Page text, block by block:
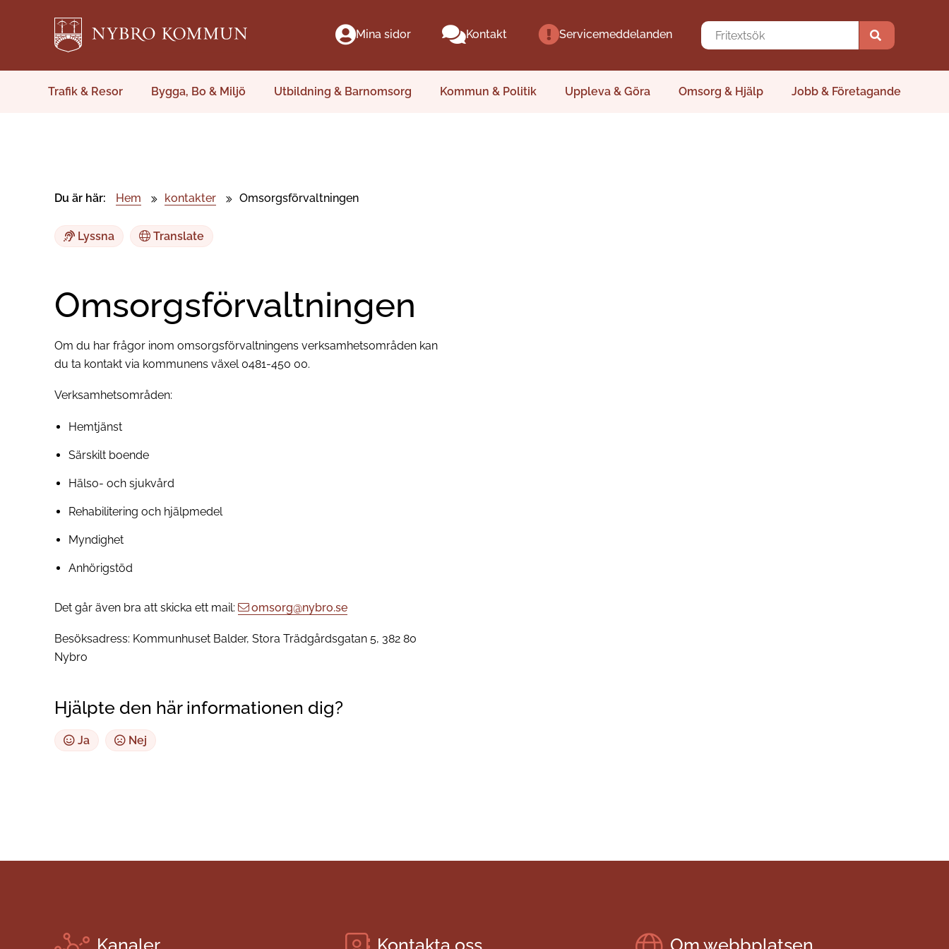
Mina sidor Kontakt Servicemeddelanden
Trafik & Resor Bygga, Bo & Miljö Utbildning & Barnomsorg Kommun & Politik Uppleva & Göra Omsorg & Hjälp Jobb & Företagande
Du är här: Hem kontakter Omsorgsförvaltningen
Lyssna Translate
Omsorgsförvaltningen
Om du har frågor inom omsorgsförvaltningens verksamhetsområden kan
du ta kontakt via kommunens växel 0481-450 00.
Verksamhetsområden:
Hemtjänst
Särskilt boende
Hälso- och sjukvård
Rehabilitering och hjälpmedel
Myndighet
Anhörigstöd
Det går även bra att skicka ett mail: omsorg@nybro.se
Besöksadress: Kommunhuset Balder, Stora Trädgårdsgatan 5, 382 80
Nybro
Hjälpte den här informationen dig?
Ja Nej